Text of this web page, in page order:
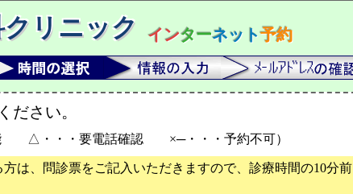
リニック インターネット予約
ださい。
△・・・要電話確認 ×─・・・予約不可）
は、問診票をご記入いただきますので、診療時間の10分前